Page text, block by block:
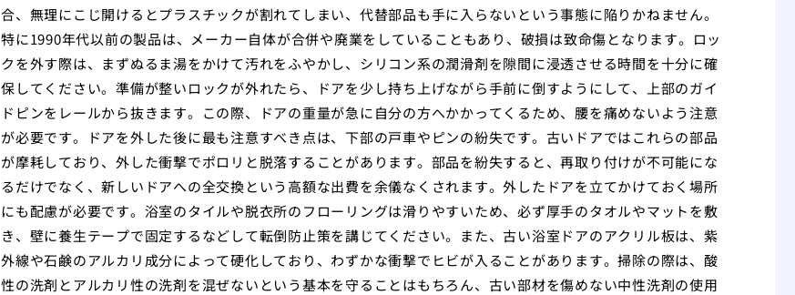
合、無理にこじ開けるとプラスチックが割れてしまい、代替部品も手に入らないという事態に陥りかねません。
特に1990年代以前の製品は、メーカー自体が合併や廃業をしていることもあり、破損は致命傷となります。ロッ
クを外す際は、まずぬるま湯をかけて汚れをふやかし、シリコン系の潤滑剤を隙間に浸透させる時間を十分に確
保してください。準備が整いロックが外れたら、ドアを少し持ち上げながら手前に倒すようにして、上部のガイ
ドピンをレールから抜きます。この際、ドアの重量が急に自分の方へかかってくるため、腰を痛めないよう注意
が必要です。ドアを外した後に最も注意すべき点は、下部の戸車やピンの紛失です。古いドアではこれらの部品
が摩耗しており、外した衝撃でポロリと脱落することがあります。部品を紛失すると、再取り付けが不可能にな
るだけでなく、新しいドアへの全交換という高額な出費を余儀なくされます。外したドアを立てかけておく場所
にも配慮が必要です。浴室のタイルや脱衣所のフローリングは滑りやすいため、必ず厚手のタオルやマットを敷
き、壁に養生テープで固定するなどして転倒防止策を講じてください。また、古い浴室ドアのアクリル板は、紫
外線や石鹸のアルカリ成分によって硬化しており、わずかな衝撃でヒビが入ることがあります。掃除の際は、酸
性の洗剤とアルカリ性の洗剤を混ぜないという基本を守ることはもちろん、古い部材を傷めない中性洗剤の使用